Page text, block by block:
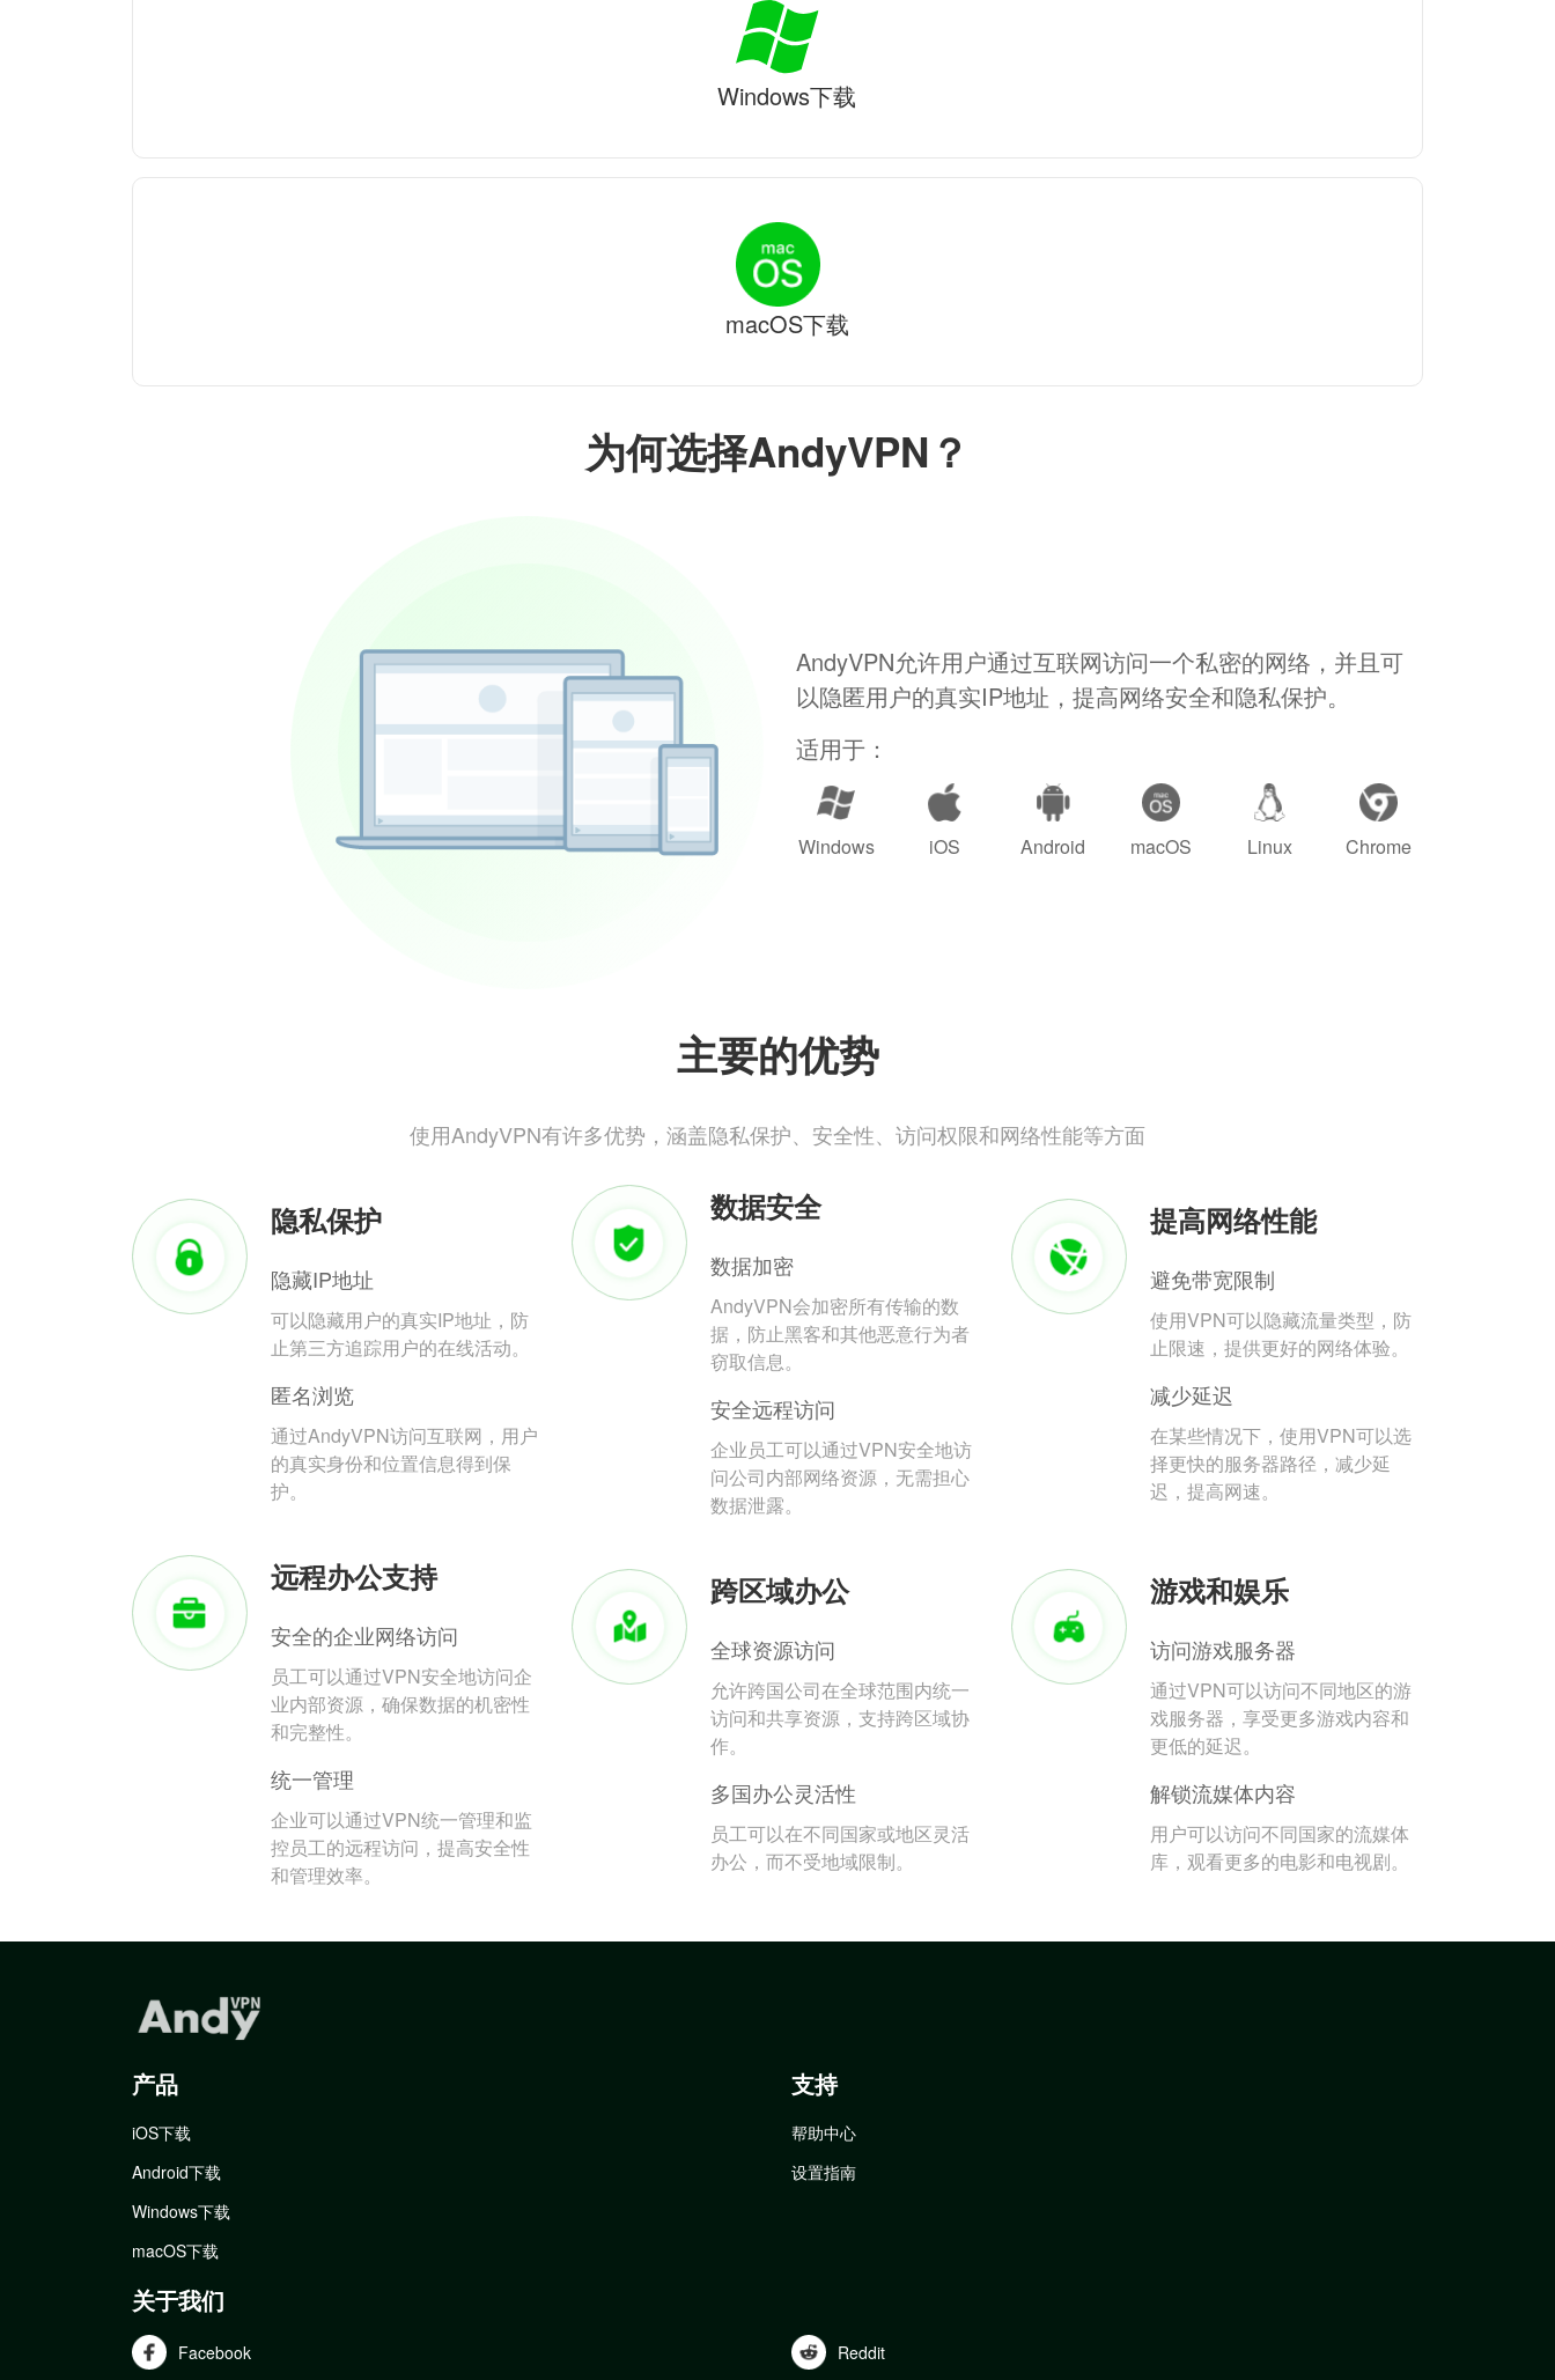
为何选择AndyVPN？
AndyVPN允许用户通过互联网访问一个私密的网络，并且可
以隐匿用户的真实IP地址，提高网络安全和隐私保护。
适用于：
Windows iOS Android macOS Linux Chrome
主要的优势
使用AndyVPN有许多优势，涵盖隐私保护、安全性、访问权限和网络性能等方面
隐私保护
隐藏IP地址
可以隐藏用户的真实IP地址，防
止第三方追踪用户的在线活动。
匿名浏览
通过AndyVPN访问互联网，用户
的真实身份和位置信息得到保
护。
数据安全
数据加密
AndyVPN会加密所有传输的数
据，防止黑客和其他恶意行为者
窃取信息。
安全远程访问
企业员工可以通过VPN安全地访
问公司内部网络资源，无需担心
数据泄露。
提高网络性能
避免带宽限制
使用VPN可以隐藏流量类型，防
止限速，提供更好的网络体验。
减少延迟
在某些情况下，使用VPN可以选
择更快的服务器路径，减少延
迟，提高网速。
远程办公支持
安全的企业网络访问
员工可以通过VPN安全地访问企
业内部资源，确保数据的机密性
和完整性。
统一管理
企业可以通过VPN统一管理和监
控员工的远程访问，提高安全性
和管理效率。
跨区域办公
全球资源访问
允许跨国公司在全球范围内统一
访问和共享资源，支持跨区域协
作。
多国办公灵活性
员工可以在不同国家或地区灵活
办公，而不受地域限制。
游戏和娱乐
访问游戏服务器
通过VPN可以访问不同地区的游
戏服务器，享受更多游戏内容和
更低的延迟。
解锁流媒体内容
用户可以访问不同国家的流媒体
库，观看更多的电影和电视剧。
Windows下载
macOS下载
产品
iOS下载
Android下载
Windows下载
macOS下载
支持
帮助中心
设置指南
关于我们
Facebook Reddit